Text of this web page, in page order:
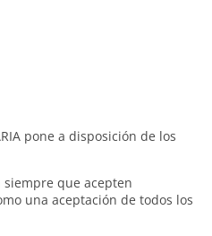
pone a disposición de los
siempre que acepten
una aceptación de todos los